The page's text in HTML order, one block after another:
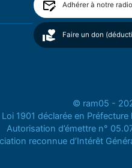
Adhérer à notre
Faire un don
© ram05 -
1901 déclarée en
Autorisation d’émettre n°
reconnue d’Intérêt